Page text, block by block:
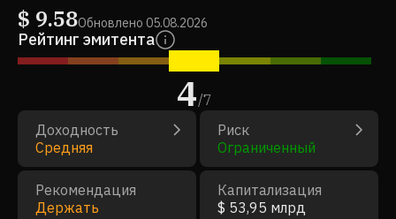
$ 9.58Обновлено 05.08.2026
Рейтинг эмитента
4/7
Доходность
Средняя
Риск
Ограниченный
Рекомендация
Держать
Капитализация
$ 53,95 млрд